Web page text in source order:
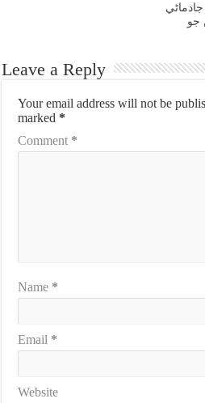
جو
Leave a Reply
Your email address will not be
marked *
Comment *
Name *
Email *
Website